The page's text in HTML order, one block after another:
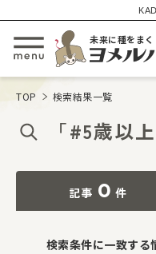
メニューを開閉する
未来に種をまく
TOP 検索結果一覧
「#5歳以上
記事 0 件
検索条件に一致する